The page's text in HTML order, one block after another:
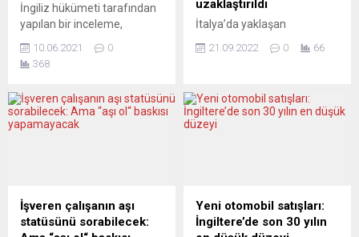
açtığı savaşın ardından iki
tarafla da görüşerek...
İngiliz hükümeti tarafından
yapılan bir inceleme,
çevrimiçi ortamlarda
istismarın yaygın olduğunu
bazı okullardaki 900
öğrenciyi kapsayan
istismarın yaygın olduğunu
ortaya koydu. Cinsel taciz ve
çevrimiçi ortamlarda maruz
10.06.2021
0
368
uzaklaştırıldı
İtalya’da yaklaşan
gösterilen partilerden aşırı
Hitler’e hayranlığını belirten
parti üyesinin seçimlerdeki
partinin Sicilya adasındaki
Agrigento ili koordinatörü
Calogero Pisano’yu, Hitler’i
21.09.2022 0 66
İşveren çalışanın aşı
statüsünü sorabilecek:
Yeni otomobil satışları:
İngiltere’de son 30 yılın